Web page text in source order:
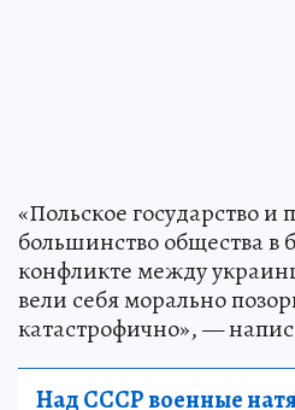
«Польское государство
большинство общества в
конфликте между
вели себя морально
катастрофично», —
Над СССР военные